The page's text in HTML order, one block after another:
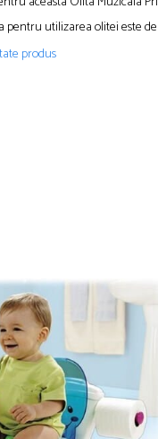
utilizarea olitei este
produs